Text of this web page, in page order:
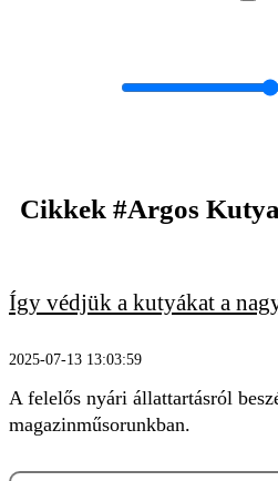
Cikkek #Argos
Így védjük a kutyákat a
2025-07-13 13:03:59
A felelős nyári állattartásról
magazinműsorunkban.